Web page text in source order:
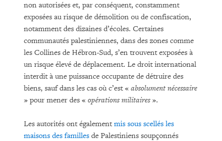
non autorisées et, par conséquent, constamment
exposées au risque de démolition ou de confiscation,
notamment des dizaines d’écoles. Certaines
communautés palestiniennes, dans des zones comme
les Collines de Hébron-Sud, s’en trouvent exposées à
un risque élevé de déplacement. Le droit international
interdit à une puissance occupante de détruire des
biens, sauf dans les cas où c’est « absolument nécessaire
» pour mener des « opérations militaires».
Les autorités ont également mis sous scellés les
maisons des familles de Palestiniens soupçonnés